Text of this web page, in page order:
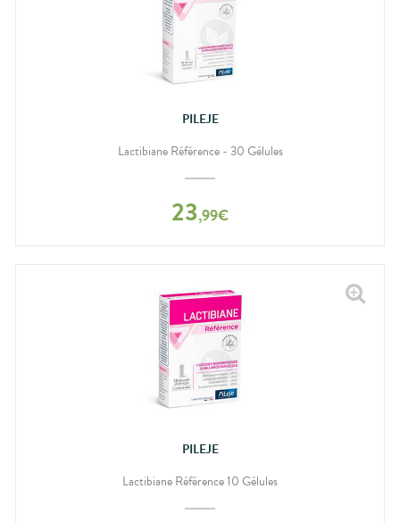
PILEJE
Lactibiane Référence - 30 Gélules
23,99€
PILEJE
Lactibiane Référence 10 Gélules